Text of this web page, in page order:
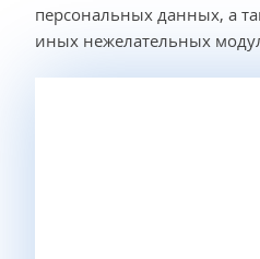
персональных данных, а
иных нежелательных